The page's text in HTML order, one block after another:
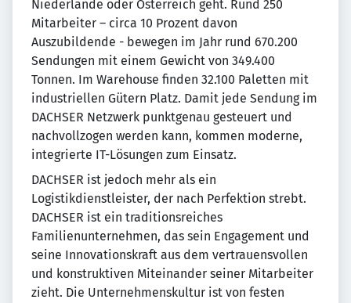
Niederlande oder Österreich geht. Rund 250
Mitarbeiter – circa 10 Prozent davon
Auszubildende - bewegen im Jahr rund 670.200
Sendungen mit einem Gewicht von 349.400
Tonnen. Im Warehouse finden 32.100 Paletten mit
industriellen Gütern Platz. Damit jede Sendung im
DACHSER Netzwerk punktgenau gesteuert und
nachvollzogen werden kann, kommen moderne,
integrierte IT-Lösungen zum Einsatz.
DACHSER ist jedoch mehr als ein
Logistikdienstleister, der nach Perfektion strebt.
DACHSER ist ein traditionsreiches
Familienunternehmen, das sein Engagement und
seine Innovationskraft aus dem vertrauensvollen
und konstruktiven Miteinander seiner Mitarbeiter
zieht. Die Unternehmenskultur ist von festen